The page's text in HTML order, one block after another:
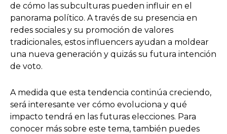
de cómo las subculturas pueden influir en el
panorama político. A través de su presencia en
redes sociales y su promoción de valores
tradicionales, estos influencers ayudan a moldear
una nueva generación y quizás su futura intención
de voto.
A medida que esta tendencia continúa creciendo,
será interesante ver cómo evoluciona y qué
impacto tendrá en las futuras elecciones. Para
conocer más sobre este tema, también puedes